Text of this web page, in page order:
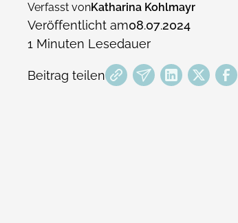
Verfasst vonKatharina Kohlmayr
Veröffentlicht am08.07.2024
1 Minuten Lesedauer
Beitrag teilen